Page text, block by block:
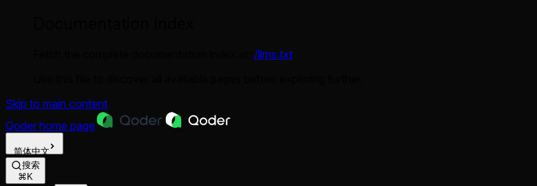
/llms.txt
Skip to main content
Qoder home page
简体中文
搜索
⌘K